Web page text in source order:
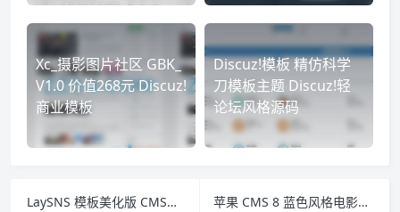
Xc_摄影图片社区 GBK_
V1.0 价值268元 Discuz!
商业模板
Discuz!模板 精仿科学
刀模板主题 Discuz!轻
论坛风格源码
LaySNS 模板美化版 CMS网站模板 完整源码
苹果 CMS 8 蓝色风格电影院手机版主题 电影网站模板 PHP影视站源码